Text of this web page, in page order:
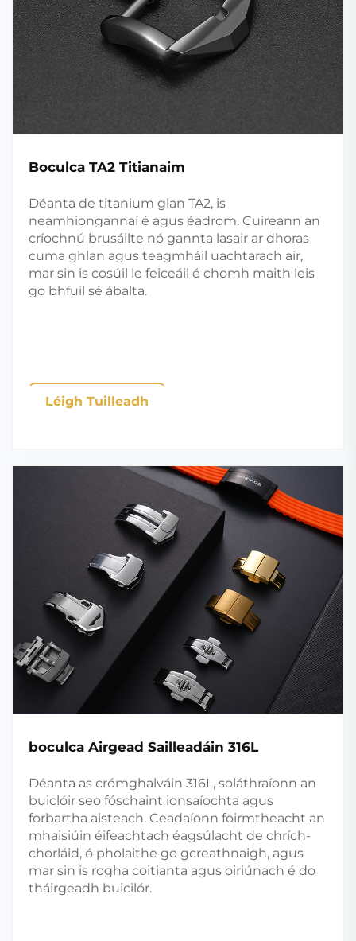
Boculca TA2 Titianaim
Déanta de titanium glan TA2, is
neamhiongannaí é agus éadrom. Cuireann an
críochnú brusáilte nó gannta lasair ar dhoras
cuma ghlan agus teagmháil uachtarach air,
mar sin is cosúil le feiceáil é chomh maith leis
go bhfuil sé ábalta.
Léigh Tuilleadh
boculca Airgead Sailleadáin 316L
Déanta as crómghalváin 316L, soláthraíonn an
buiclóir seo fóschaint ionsaíochta agus
forbartha aisteach. Ceadaíonn foirmtheacht an
mhaisiúin éifeachtach éagsúlacht de chrích-
chorláid, ó pholaithe go gcreathnaigh, agus
mar sin is rogha coitianta agus oiriúnach é do
tháirgeadh buicilór.